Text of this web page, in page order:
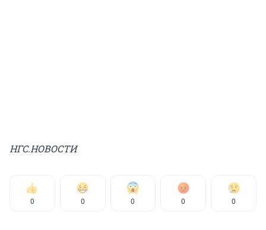
НГС.НОВОСТИ
0 0 0 0 0